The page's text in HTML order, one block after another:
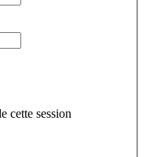
cette session